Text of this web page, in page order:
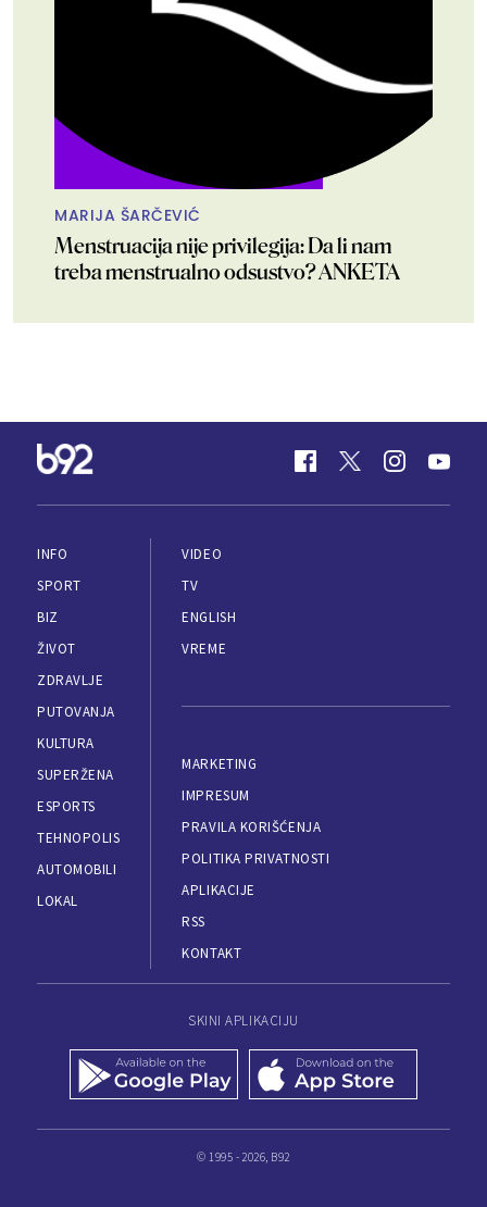
MARIJA ŠARČEVIĆ
Menstruacija nije privilegija: Da li nam
treba menstrualno odsustvo? ANKETA
INFO
SPORT
BIZ
ŽIVOT
ZDRAVLJE
PUTOVANJA
KULTURA
SUPERŽENA
ESPORTS
TEHNOPOLIS
AUTOMOBILI
LOKAL
VIDEO
TV
ENGLISH
VREME
MARKETING
IMPRESUM
PRAVILA KORIŠĆENJA
POLITIKA PRIVATNOSTI
APLIKACIJE
RSS
KONTAKT
SKINI APLIKACIJU
© 1995 - 2026, B92